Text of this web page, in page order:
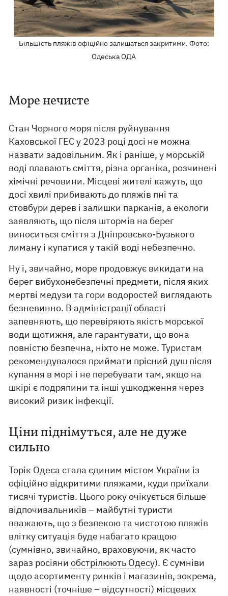
Більшість пляжів офіційно залишаться закритими. Фото:
Одеська ОДА
Море нечисте
Стан Чорного моря після руйнування
Каховської ГЕС у 2023 році досі не можна
назвати задовільним. Як і раніше, у морській
воді плавають сміття, різна органіка, розчинені
хімічні речовини. Місцеві жителі кажуть, що
досі хвилі прибивають до пляжів пні та
стовбури дерев і залишки парканів, а екологи
заявляють, що після штормів на берег
виноситься сміття з Дніпровсько-Бузького
лиману і купатися у такій воді небезпечно.
Ну і, звичайно, море продовжує викидати на
берег вибухонебезпечні предмети, після яких
мертві медузи та гори водоростей виглядають
безневинно. В адміністрації області
запевняють, що перевіряють якість морської
води щотижня, але гарантувати, що вона
повністю безпечна, ніхто не може. Туристам
рекомендувалося приймати прісний душ після
купання в морі і не перебувати там, якщо на
шкірі є подряпини та інші ушкодження через
високий ризик інфекції.
Ціни піднімуться, але не дуже
сильно
Торік Одеса стала єдиним містом України із
офіційно відкритими пляжами, куди приїхали
тисячі туристів. Цього року очікується більше
відпочивальників – майбутні туристи
вважають, що з безпекою та чистотою пляжів
влітку ситуація буде набагато кращою
(сумнівно, звичайно, враховуючи, як часто
зараз росіяниобстрілюють Одесу). Є сумніви
щодо асортименту ринків і магазинів, зокрема,
наявності (точніше – відсутності) місцевих